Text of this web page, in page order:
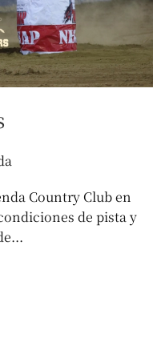
Country Club en
de pista y